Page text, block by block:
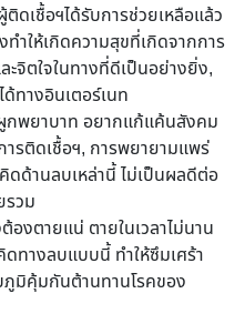
ดเชื้อฯได้รับการช่วยเหลือแล้ว
ำให้เกิดความสุขที่เกิดจากการ
จิตใจในทางที่ดีเป็นอย่างยิ่ง,
ทางอินเตอร์เนท
พยาบาท อยากแก้แค้นสังคม
รติดเชื้อฯ, การพยายามแพร่
ดด้านลบเหล่านี้ ไม่เป็นผลดีต่อ
รวม
องตายแน่ ตายในเวลาไม่นาน
ทางลบแบบนี้ ทำให้ซึมเศร้า
ภูมิคุ้มกันต้านทานโรคของ